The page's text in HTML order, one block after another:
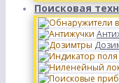
Поисковая